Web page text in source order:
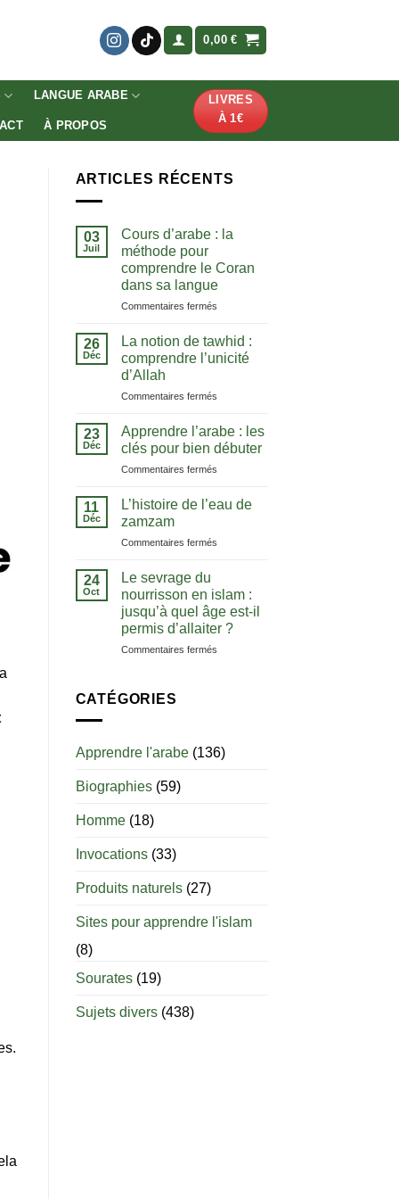
0,00€
LANGUE ARABE
À PROPOS
LIVRES
À 1€
ARTICLES RÉCENTS
03
Juil
Cours d’arabe : la
méthode pour
comprendre le Coran
dans sa langue
Commentaires ferméssur
d’arabe
la
pour
le
Coran
dans
sa
26
Déc
La notion de tawhid :
comprendre l’unicité
d’Allah
Commentaires ferméssur
notion
de
tawhid
:
l’unicité
23
Déc
Apprendre l’arabe : les
clés pour bien débuter
Commentaires ferméssur
l’arabe
clés
débuter
11
Déc
L’histoire de l’eau de
zamzam
Commentaires ferméssur
l’eau
de
zamzam
24
Oct
Le sevrage du
nourrisson en islam :
jusqu’à quel âge est-il
permis d’allaiter ?
Commentaires ferméssur
:
CATÉGORIES
Apprendre l'arabe(136)
Biographies(59)
Homme(18)
Invocations(33)
Produits naturels(27)
Sites pour apprendre l'islam
(8)
Sourates(19)
Sujets divers(438)